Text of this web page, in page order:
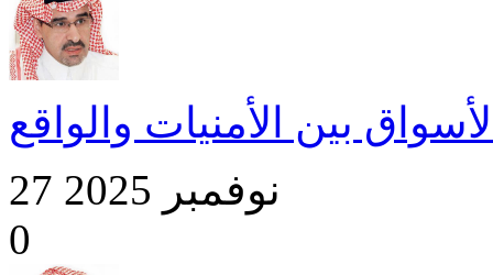
بين الأمنيات والواقع
27 نوفمبر 2025
0